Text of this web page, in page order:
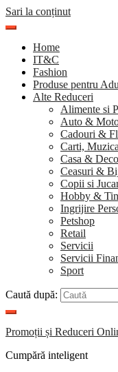
Sari la conținut
Home
IT&C
Fashion
Produse pentru
Alte Reduceri
Alimente si
Auto &
Cadouri &
Carti,
Casa &
Ceasuri &
Copii si
Hobby &
Ingrijire
Petshop
Retail
Servicii
Servicii
Sport
Caută după:
Promoții și Reduceri
Cumpără inteligent